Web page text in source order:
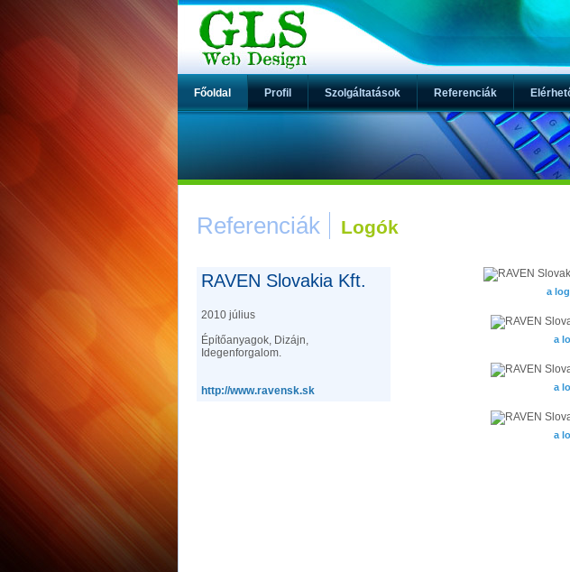
Főoldal Profil Szolgáltatások Referenciák
Referenciák Logók
RAVEN Slovakia Kft.
2010 július
Építőanyagok, Dizájn,
Idegenforgalom.
http://www.ravensk.sk
a
a
a
a